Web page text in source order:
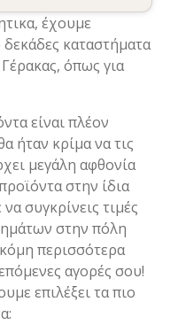
έχουμε
καταστήματα
όπως για
είναι πλέον
ήταν κρίμα να τις
μεγάλη αφθονία
στην ίδια
συγκρίνεις τιμές
στην πόλη
περισσότερα
αγορές σου!
επιλέξει τα πιο